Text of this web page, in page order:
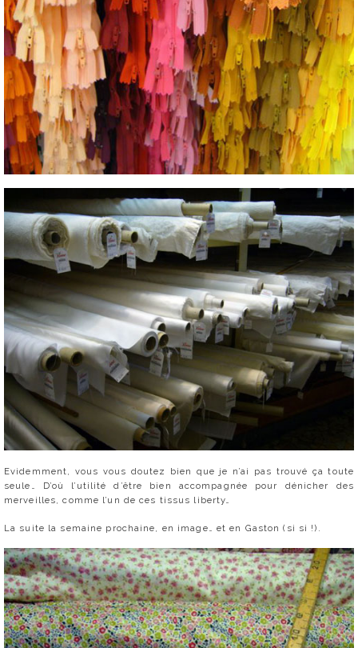
Evidemment, vous vous doutez bien que je n’ai pas trouvé ça toute
seule… D’où l’utilité d’être bien accompagnée pour dénicher des
merveilles, comme l’un de ces tissus liberty…
La suite la semaine prochaine, en image… et en Gaston (si si !).